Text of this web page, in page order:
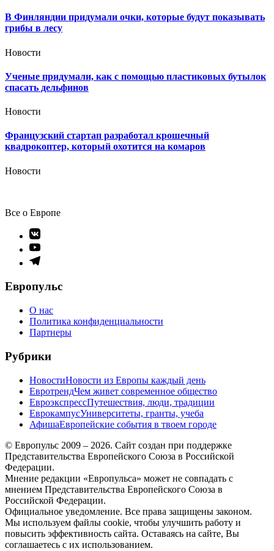
В Финляндии придумали очки, которые будут показывать
грибы в лесу
Новости
Ученые придумали, как с помощью пластиковых бутылок
спасать дельфинов
Новости
Французский стартап разработал крошечный
квадрокоптер, который охотится на комаров
Новости
Все о Европе
Элемент
меню
Элемент
меню
Элемент
Европульс
О нас
Политика конфиденциальности
Партнеры
Рубрики
НовостиНовости из Европы каждый день
ЕвротрендЧем живет современное общество
ЕвроэкспрессПутешествия, люди, традиции
ЕврокампусУниверситеты, гранты, учеба
АфишаЕвропейские события в твоем городе
© Европульс 2009 – 2026. Сайт создан при поддержке
Представительства Европейского Союза в Российской
Федерации.
Мнение редакции «Европульса» может не совпадать с
мнением Представительства Европейского Союза в
Российской Федерации.
Официальное уведомление. Все права защищены законом.
Мы используем файлы cookie, чтобы улучшить работу и
повысить эффективность сайта. Оставаясь на сайте, Вы
соглашаетесь с их использованием.